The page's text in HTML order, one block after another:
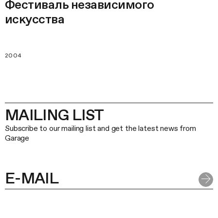
Фестиваль независимого
искусства
2004
MAILING LIST
Subscribe to our mailing list and get the latest news from
Garage